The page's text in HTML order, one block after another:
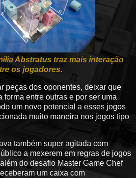
Abstratus traz mais interação
os jogadores.
peças dos oponentes, deixar que
forma entre outras e por ser uma
um novo potencial a esses jogos
muito maneira nos jogos tipo
também super agitada com
a mexerem em regras de jogos
do desafio Master Game Chef
um caixa com